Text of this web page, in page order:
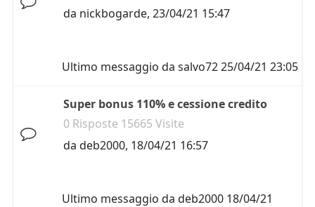
da nickbogarde, 23/04/21 15:47
Ultimo messaggio da salvo7225/04/21 23:05
Super bonus 110% e cessione credito
0 Risposte 15665 Visite
da deb2000, 18/04/21 16:57
Ultimo messaggio da deb2000 18/04/21